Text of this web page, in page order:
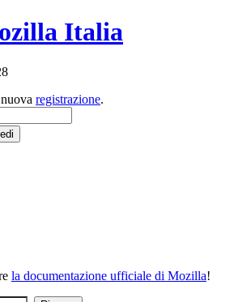
registrazione.
la documentazione ufficiale di Mozilla!